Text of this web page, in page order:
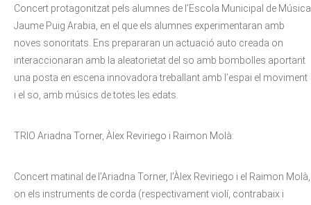
Concert protagonitzat pels alumnes de l’Escola Municipal de Música
Jaume Puig Arabia, en el que els alumnes experimentaran amb
noves sonoritats. Ens prepararan un actuació auto creada on
interaccionaran amb la aleatorietat del so amb bombolles aportant
una posta en escena innovadora treballant amb l’espai el moviment
i el so, amb músics de totes les edats.
TRIO Ariadna Torner, Àlex Reviriego i Raimon Molà:
Concert matinal de l’Ariadna Torner, l’Àlex Reviriego i el Raimon Molà,
on els instruments de corda (respectivament violí, contrabaix i